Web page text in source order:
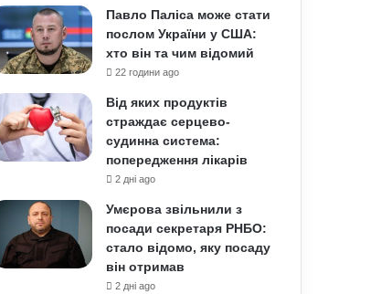
Павло Паліса може стати
послом України у США:
хто він та чим відомий
22 години ago
Від яких продуктів
страждає серцево-
судинна система:
попередження лікарів
2 дні ago
Умєрова звільнили з
посади секретаря РНБО:
стало відомо, яку посаду
він отримав
2 дні ago